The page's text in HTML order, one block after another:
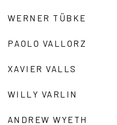
WERNER TÜBKE
PAOLO VALLORZ
XAVIER VALLS
WILLY VARLIN
ANDREW WYETH